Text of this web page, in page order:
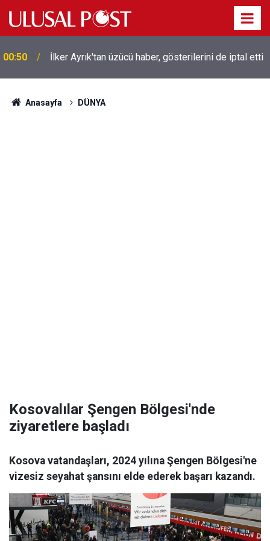
00:39
Liverpool efsanesi Mısırlı yıldız Mohamed Salah
Trabzonspor ile anlaştı! Yarın geliyor
Anasayfa DÜNYA
Kosovalılar Şengen Bölgesi'nde
ziyaretlere başladı
Kosova vatandaşları, 2024 yılına Şengen Bölgesi'ne
vizesiz seyahat şansını elde ederek başarı kazandı.